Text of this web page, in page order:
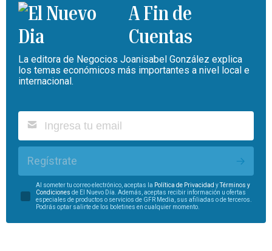
A Fin de
Cuentas
La editora de Negocios Joanisabel González explica
los temas económicos más importantes a nivel local e
internacional.
Regístrate
Al someter tu correo electrónico, aceptas la Política de Privacidad yTérminos y
Condiciones de El Nuevo Día. Además, aceptas recibir información u ofertas
especiales de productos o servicios de GFR Media, sus afiliadas o de terceros.
Podrás optar salirte de los boletines en cualquier momento.